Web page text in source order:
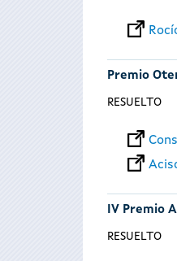
Premio
RESUELTO
IV Premio
RESUELTO